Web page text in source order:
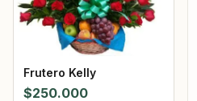
Frutero Kelly
$250.000